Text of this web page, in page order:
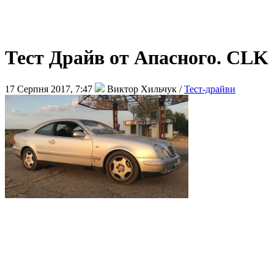
Тест Драйв от Апасного. CLK
17 Серпня 2017, 7:47 Виктор Хильчук /Тест-драйви